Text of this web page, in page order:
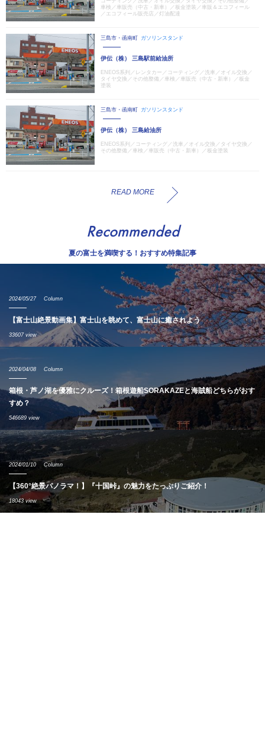
車検／車販売（中古・新車）／板金塗装／車販＆エコフィール
／エコフィール販売店／灯油配達
三島市・函南町 ガソリンスタンド
伊伝（株） 三島駅前給油所
ENEOS系列／レンタカー／コーティング／洗車／オイル交換／
タイヤ交換／その他整備／車検／車販売（中古・新車）／板金
塗装
三島市・函南町 ガソリンスタンド
伊伝（株） 三島給油所
ENEOS系列／コーティング／洗車／オイル交換／タイヤ交換／
その他整備／車検／車販売（中古・新車）／板金塗装
READ MORE
Recommended
夏の富士を満喫する！おすすめ特集記事
2024/05/27 Column
【富士山絶景動画集】富士山を眺めて、富士山に癒されよう
33607 view
2024/04/08 Column
箱根・芦ノ湖を優雅にクルーズ！箱根遊船SORAKAZEと海賊船どちらがおす
すめ？
546689 view
2024/01/10 Column
【360°絶景パノラマ！】『十国峠』の魅力をたっぷりご紹介！
18043 view